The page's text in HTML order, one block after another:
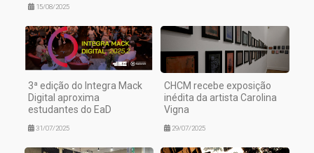
15/08/2025
3ª edição do Integra Mack
Digital aproxima
estudantes do EaD
31/07/2025
CHCM recebe exposição
inédita da artista Carolina
Vigna
29/07/2025